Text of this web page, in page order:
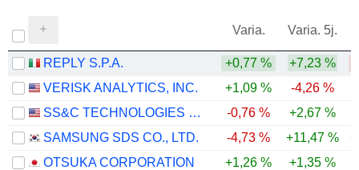
Varia. Varia. 5j.
REPLY S.P.A. +0,77 % +7,23 %
VERISK ANALYTICS, INC.
+1,09 % -4,26 %
SS&C TECHNOLOGIES HOLDINGS, INC.
-0,76 % +2,67 %
SAMSUNG SDS CO., LTD.
-4,73 % +11,47 %
OTSUKA CORPORATION
+1,26 % +1,35 %